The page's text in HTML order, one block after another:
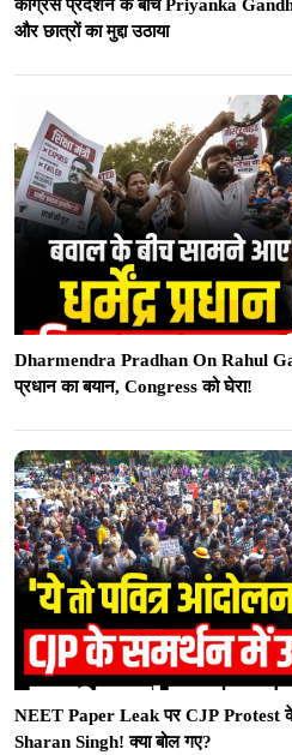
कांग्रेस प्रदर्शन के बीच Priyanka
और छात्रों का मुद्दा उठाया
Dharmendra Pradhan On Rahul
प्रधान का बयान, Congress को घेरा!
NEET Paper Leak पर CJP Protest
Sharan Singh! क्या बोल गए?